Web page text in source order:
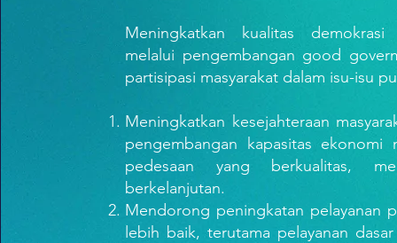
Meningkatkan kualitas demokrasi
melalui pengembangan good
partisipasi masyarakat dalam isu-isu
Meningkatkan kesejahteraan
pengembangan kapasitas ekonomi
pedesaan yang berkualitas,
berkelanjutan.
Mendorong peningkatan pelayanan
lebih baik, terutama pelayanan